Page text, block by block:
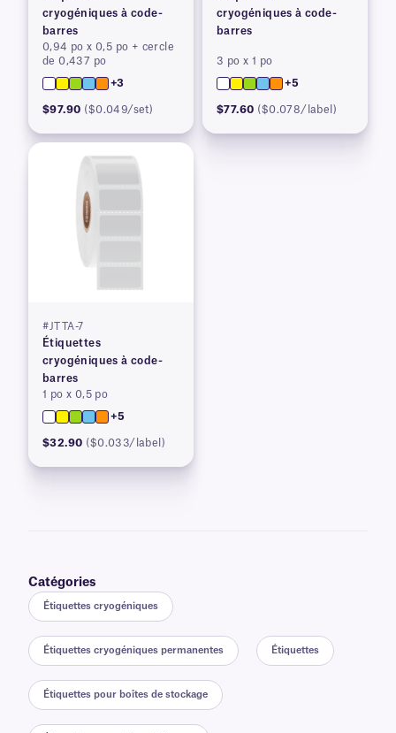
cryogéniques à code-
barres
0,94 po x 0,5 po + cercle
de 0,437 po
+3
$97.90 ($0.049/set)
cryogéniques à code-
barres
3 po x 1 po
+5
$77.60 ($0.078/label)
#JTTA-7
Étiquettes
cryogéniques à code-
barres
1 po x 0,5 po
+5
$32.90 ($0.033/label)
Catégories
Étiquettes cryogéniques
Étiquettes cryogéniques permanentes Étiquettes
Étiquettes pour boîtes de stockage